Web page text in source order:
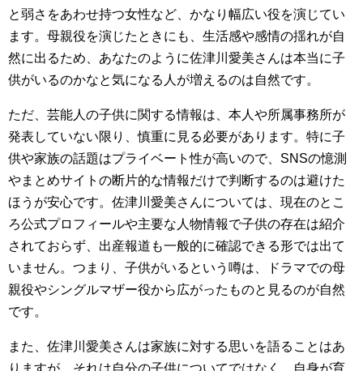
と弱さをあわせ持つ女性など、かなり幅広い役を演じてい
ます。母親役を演じたときにも、生活感や感情の揺れが自
然に出るため、あなたのように佐津川愛美さんは本当に子
供がいるのかなと気になる人が増えるのは自然です。
ただ、芸能人の子供に関する情報は、本人や所属事務所が
発表していない限り、慎重に見る必要があります。特に子
供や家族の話題はプライベート性が高いので、SNSの憶測
やまとめサイトの断片的な情報だけで判断するのは避けた
ほうが安心です。佐津川愛美さんについては、現在のとこ
ろ公式プロフィールや主要な人物情報で子供の存在は紹介
されておらず、出産報道も一般的に確認できる形では出て
いません。つまり、子供がいるという噂は、ドラマでの母
親役やシングルマザー役から広がったものと見るのが自然
です。
また、佐津川愛美さんは家族に対する思いを語ることはあ
りますが、それは自分の子供についてではなく、自身が育